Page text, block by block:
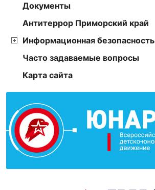
Документы
Антитеррор Приморский край
Информационная безопасность
Часто задаваемые вопросы
Карта сайта